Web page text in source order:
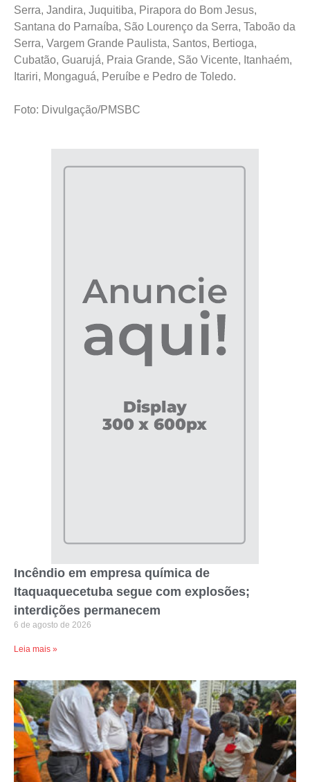
Serra, Jandira, Juquitiba, Pirapora do Bom Jesus,
Santana do Parnaíba, São Lourenço da Serra, Taboão da
Serra, Vargem Grande Paulista, Santos, Bertioga,
Cubatão, Guarujá, Praia Grande, São Vicente, Itanhaém,
Itariri, Mongaguá, Peruíbe e Pedro de Toledo.
Foto: Divulgação/PMSBC
Incêndio em empresa química de
Itaquaquecetuba segue com explosões;
interdições permanecem
6 de agosto de 2026
Leia mais »